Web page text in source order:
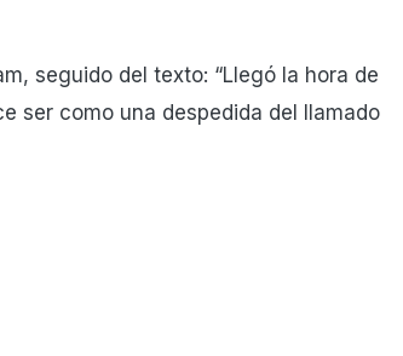
seguido del texto: “Llegó la hora de
ser como una despedida del llamado